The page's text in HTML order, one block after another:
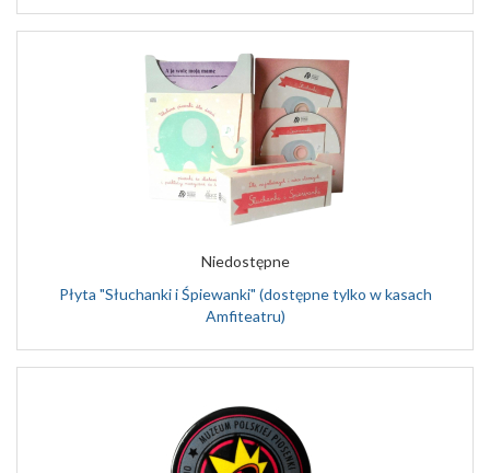
Niedostępne
Płyta "Słuchanki i Śpiewanki" (dostępne tylko w kasach
Amfiteatru)